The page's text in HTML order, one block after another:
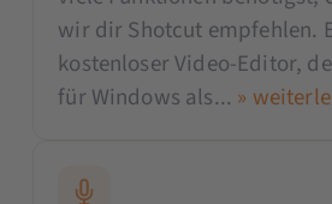
wir dir Shotcut empfehlen.
kostenloser Video-Editor,
für Windows als... »